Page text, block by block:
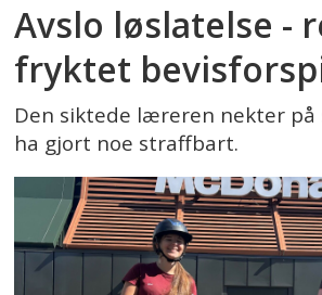
Avslo løslatelse -
fryktet
Den siktede læreren nekter på
ha gjort noe straffbart.